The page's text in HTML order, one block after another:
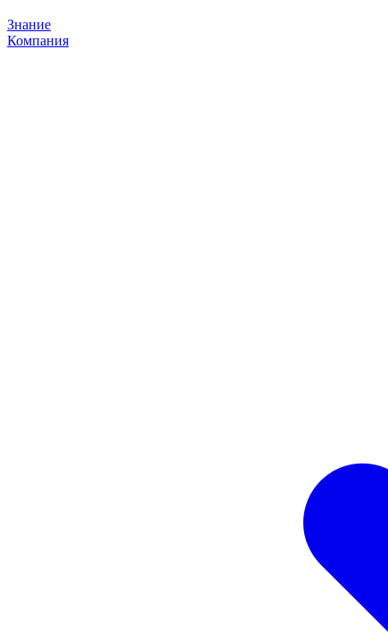
Знание
Компания